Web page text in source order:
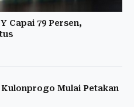
Capai 79 Persen,
Mulai Petakan